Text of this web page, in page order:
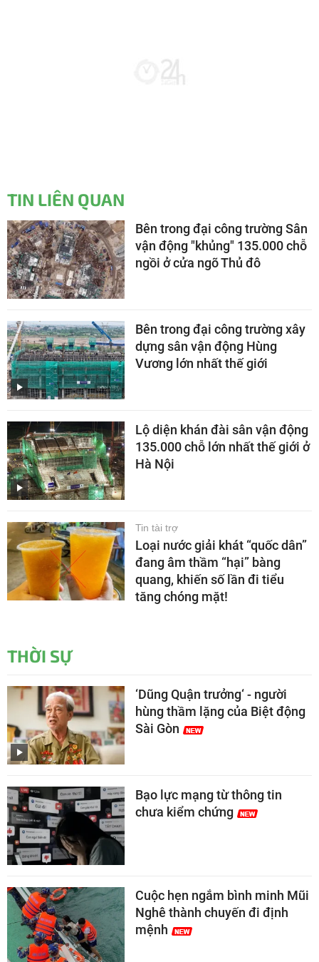
TIN LIÊN QUAN
Bên trong đại công trường Sân
vận động "khủng" 135.000 chỗ
ngồi ở cửa ngõ Thủ đô
Bên trong đại công trường xây
dựng sân vận động Hùng
Vương lớn nhất thế giới
Lộ diện khán đài sân vận động
135.000 chỗ lớn nhất thế giới ở
Hà Nội
Tin tài trợ
Loại nước giải khát “quốc dân”
đang âm thầm “hại” bàng
quang, khiến số lần đi tiểu
tăng chóng mặt!
THỜI SỰ
‘Dũng Quận trưởng‘ - người
hùng thầm lặng của Biệt động
Sài Gòn
Bạo lực mạng từ thông tin
chưa kiểm chứng
Cuộc hẹn ngắm bình minh Mũi
Nghê thành chuyến đi định
mệnh